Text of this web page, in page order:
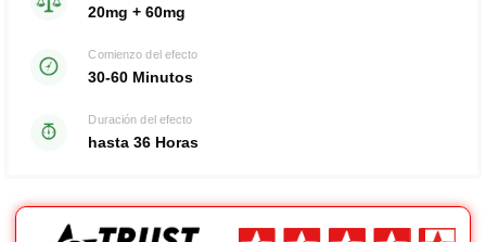
20mg + 60mg
Comienzo del efecto
30-60 Minutos
Duración del efecto
hasta 36 Horas